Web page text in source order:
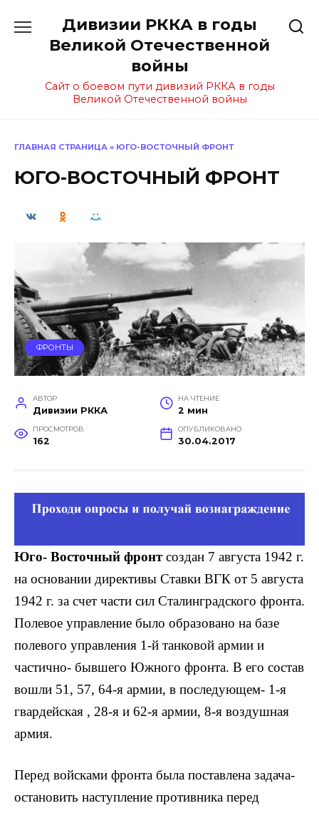
содержанию
Дивизии РККА в годы
Великой Отечественной
войны
Сайт о боевом пути дивизий РККА в годы
Великой Отечественной войны
ГЛАВНАЯ СТРАНИЦА » ЮГО-ВОСТОЧНЫЙ ФРОНТ
ЮГО-ВОСТОЧНЫЙ ФРОНТ
ФРОНТЫ
АВТОР
Дивизии РККА
НА ЧТЕНИЕ
2 мин
ПРОСМОТРОВ
162
ОПУБЛИКОВАНО
30.04.2017
Юго- Восточный фронтсоздан 7 августа 1942 г.
на основании ди­рективы Ставки ВГК от 5 августа
1942 г. за счет части сил Сталинградского фрон­та.
Полевое управление было образовано на базе
полевого управления 1-й тан­ковой армии и
частично- бывшего Южного фронта. В его состав
вошли 51, 57, 64-я армии, в последующем- 1-я
гвар­дейская , 28-я и 62-я армии, 8-я воздуш­ная
армия.
Перед войсками фронта была постав­лена задача-
остановить наступление противника перед